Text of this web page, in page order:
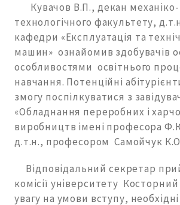
Кувачов В.П., декан механіко-
технологічного факультету,
кафедри «Експлуатація та
машин» ознайомив здобувачів
особливостями освітнього
навчання. Потенційні
змогу поспілкуватися з
«Обладнання переробних і
виробництв імені професора
д.т.н., професором Самойчук
Відповідальний секретар
комісії університету
увагу на умови вступу,